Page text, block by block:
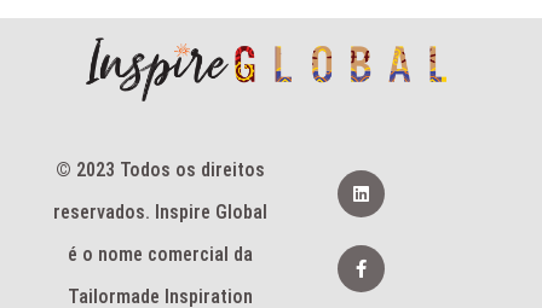
© 2023 Todos os direitos
reservados. Inspire Global
é o nome comercial da
Tailormade Inspiration
L
i
n
e
d
F
a
c